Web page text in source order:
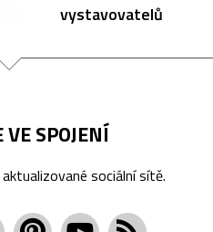
vystavovatelů
SPOJENÍ
sociální sítě.